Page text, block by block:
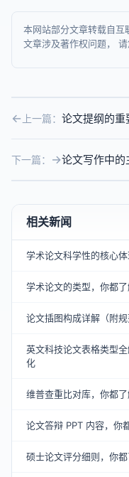
本网站部分文章转载自互
文章涉及著作权问题，
上一篇： 论文提纲的重
下一篇： 论文写作中的
相关新闻
学术论文科学性的核心体
学术论文的类型，你都了
论文插图构成详解（附规
英文科技论文表格类型
化
维普查重比对库，你都了
论文答辩 PPT 内容，你
硕士论文评分细则，你都